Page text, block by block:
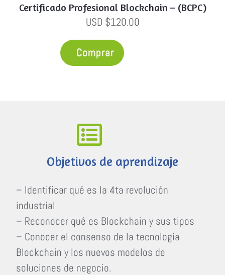
Certificado Profesional Blockchain – (BCPC)
USD $120.00
Comprar
Objetivos de aprendizaje
– Identificar qué es la 4ta revolución
industrial
– Reconocer qué es Blockchain y sus tipos
– Conocer el consenso de la tecnología
Blockchain y los nuevos modelos de
soluciones de negocio.